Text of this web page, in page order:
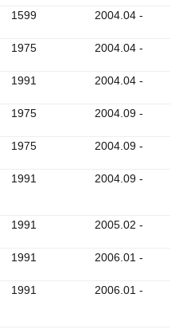
1599 2004.04 -
1975 2004.04 -
1991 2004.04 -
1975 2004.09 -
1975 2004.09 -
1991 2004.09 -
1991 2005.02 -
1991 2006.01 -
1991 2006.01 -